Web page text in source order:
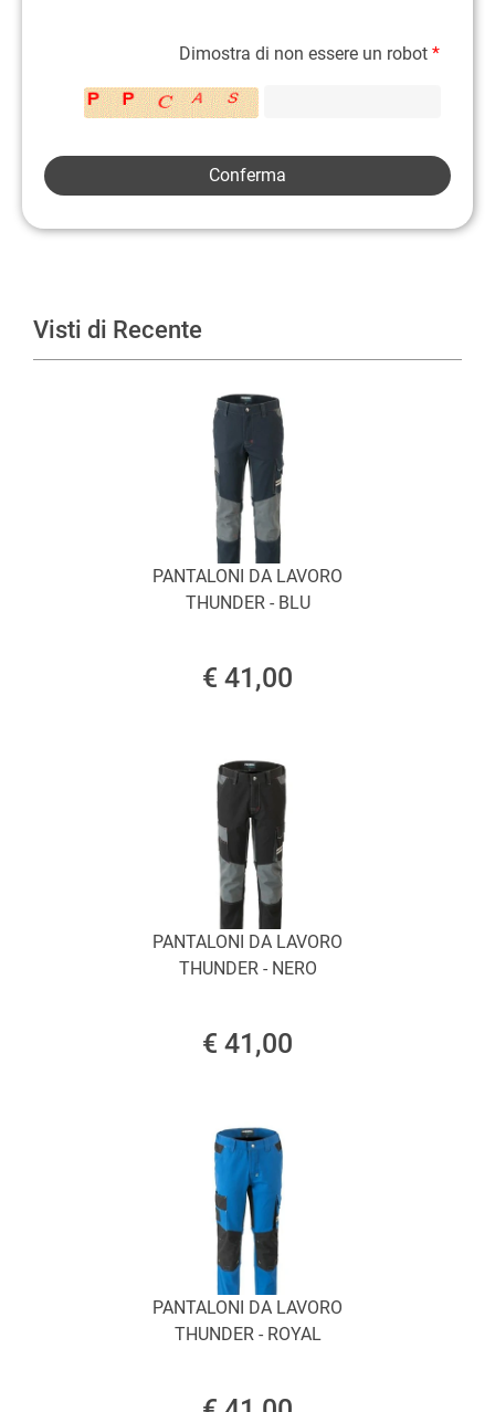
Dimostra di non essere un robot *
Visti di Recente
PANTALONI DA LAVORO
THUNDER - BLU
€ 41,00
PANTALONI DA LAVORO
THUNDER - NERO
€ 41,00
PANTALONI DA LAVORO
THUNDER - ROYAL